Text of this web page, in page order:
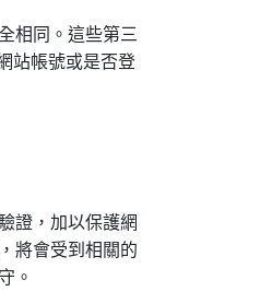
相同。這些第三
站帳號或是否登
證，加以保護網
將會受到相關的
。